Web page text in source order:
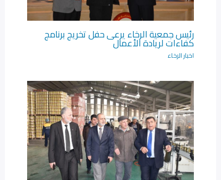
رئيس جمعية الرخاء يرعى حفل تخريج برنامج
كفاءات لريادة الأعمال‎
اخبار الرخاء